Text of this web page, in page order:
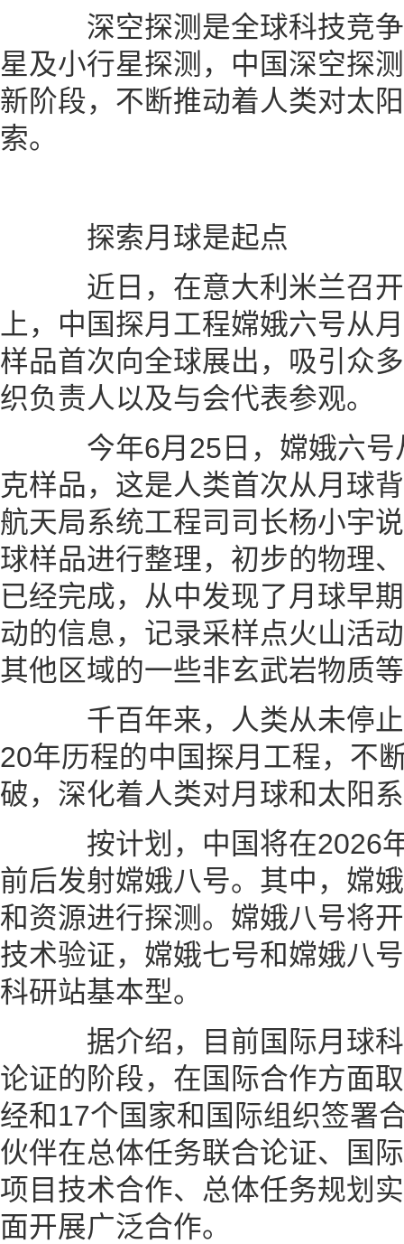
深空探测是全球科技竞争
星及小行星探测，中国深空探
新阶段，不断推动着人类对太
索。
探索月球是起点
近日，在意大利米兰召开
上，中国探月工程嫦娥六号从
样品首次向全球展出，吸引众
织负责人以及与会代表参观。
今年6月25日，嫦娥六号
克样品，这是人类首次从月球
航天局系统工程司司长杨小宇
球样品进行整理，初步的物理
已经完成，从中发现了月球早
动的信息，记录采样点火山活
其他区域的一些非玄武岩物质
千百年来，人类从未停止
20年历程的中国探月工程，不
破，深化着人类对月球和太阳
按计划，中国将在2026
前后发射嫦娥八号。其中，嫦
和资源进行探测。嫦娥八号将
技术验证，嫦娥七号和嫦娥八
科研站基本型。
据介绍，目前国际月球科
论证的阶段，在国际合作方面
经和17个国家和国际组织签署
伙伴在总体任务联合论证、国
项目技术合作、总体任务规划
面开展广泛合作。